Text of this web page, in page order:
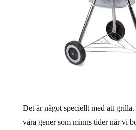
Det är något speciellt med att
våra gener som minns tider när vi